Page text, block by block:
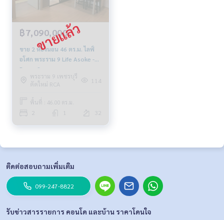
฿7,090,000
ขาย 2 ห้องนอน 46 ตร.ม. ไลฟ์
อโศก พระราม 9 Life Asoke -
Rama 9
พระราม 9 เพชรบุรี
ตัดใหม่ RCA
114
พื้นที่ : 46.00 ตร.ม.
ติดต่อสอบถามเพิ่มเติม
099-247-8822
รับข่าวสารรายการ คอนโด และบ้าน ราคาโดนใจ